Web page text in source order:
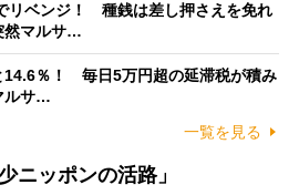
リベンジ！ 種銭は差し押さえを免れ
然マルサ…
14.6％！ 毎日5万円超の延滞税が積み
ルサ…
一覧を見る
ニッポンの活路」